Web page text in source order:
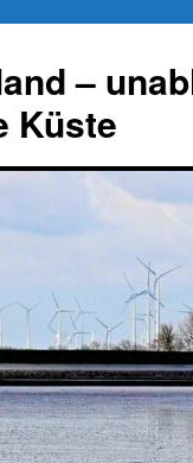
–
Küste